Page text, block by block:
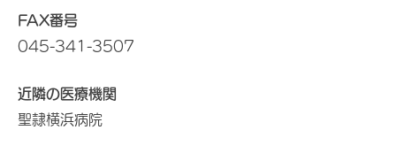
FAX番号
045-341-3507
近隣の医療機関
聖隷横浜病院